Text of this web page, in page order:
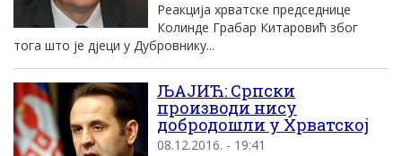
Реакција хрватске председнице
Колинде Грабар Китаровић због
тога што је дјеци у Дубровнику...
ЉАЈИЋ: Српски
производи нису
добродошли у Хрватској
08.12.2016. - 19:41